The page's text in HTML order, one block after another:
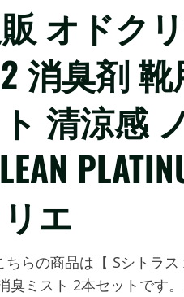
オドク
消臭剤
清涼感
エ
ちらの商品は【 Sシトラ
臭ミスト 2本セットです